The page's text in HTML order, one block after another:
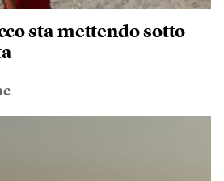
sta mettendo sotto